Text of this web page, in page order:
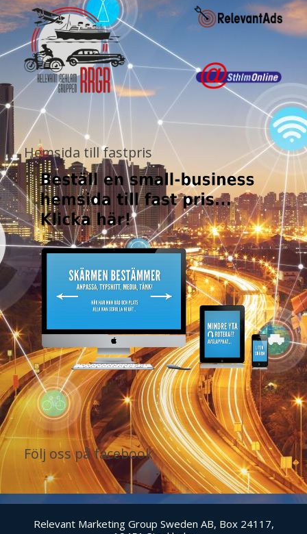
Hemsida till fastpris
Följ oss på facebook
Relevant Marketing Group Sweden AB, Box 24117,